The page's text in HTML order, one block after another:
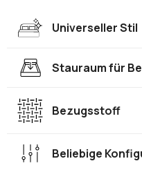
Universeller Stil
Stauraum für
Bezugsstoff
Beliebige